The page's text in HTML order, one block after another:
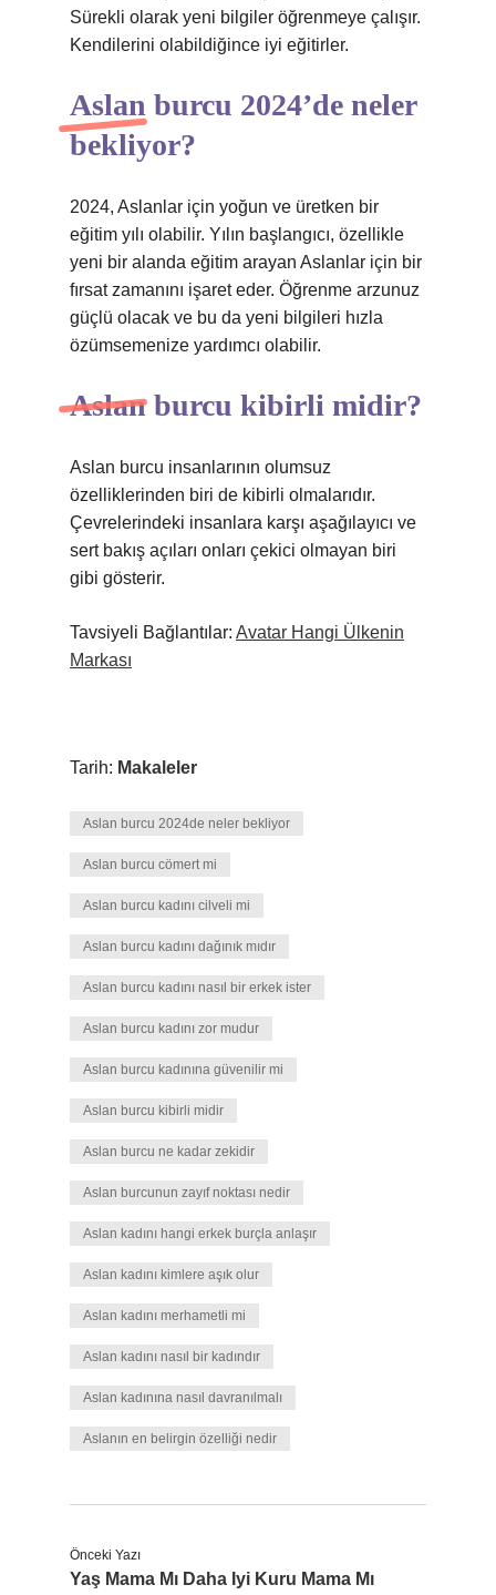
Sürekli olarak yeni bilgiler öğrenmeye çalışır.
Kendilerini olabildiğince iyi eğitirler.
Aslan burcu 2024’de neler
bekliyor?
2024, Aslanlar için yoğun ve üretken bir
eğitim yılı olabilir. Yılın başlangıcı, özellikle
yeni bir alanda eğitim arayan Aslanlar için bir
fırsat zamanını işaret eder. Öğrenme arzunuz
güçlü olacak ve bu da yeni bilgileri hızla
özümsemenize yardımcı olabilir.
Aslan burcu kibirli midir?
Aslan burcu insanlarının olumsuz
özelliklerinden biri de kibirli olmalarıdır.
Çevrelerindeki insanlara karşı aşağılayıcı ve
sert bakış açıları onları çekici olmayan biri
gibi gösterir.
Tavsiyeli Bağlantılar: Avatar Hangi Ülkenin
Markası
Tarih: Makaleler
Aslan burcu 2024de neler bekliyor
Aslan burcu cömert mi
Aslan burcu kadını cilveli mi
Aslan burcu kadını dağınık mıdır
Aslan burcu kadını nasıl bir erkek ister
Aslan burcu kadını zor mudur
Aslan burcu kadınına güvenilir mi
Aslan burcu kibirli midir
Aslan burcu ne kadar zekidir
Aslan burcunun zayıf noktası nedir
Aslan kadını hangi erkek burçla anlaşır
Aslan kadını kimlere aşık olur
Aslan kadını merhametli mi
Aslan kadını nasıl bir kadındır
Aslan kadınına nasıl davranılmalı
Aslanın en belirgin özelliği nedir
Önceki Yazı
Yaş Mama Mı Daha Iyi Kuru Mama Mı